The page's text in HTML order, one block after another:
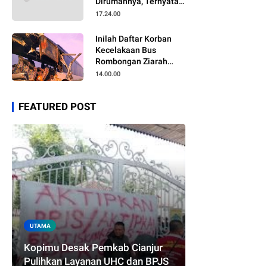
Anaknya Pulang Dalam
17.24.00
Inilah Daftar Korban
Kecelakaan Bus
Rombongan Ziarah
Walisongo Pesantren
14.00.00
FEATURED POST
UTAMA
Kopimu Desak Pemkab Cianjur
Pulihkan Layanan UHC dan BPJS